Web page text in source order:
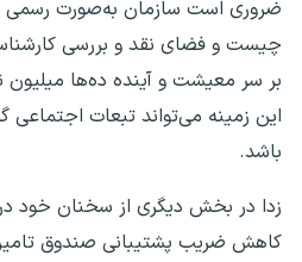
ضروری است سازمان به‌صورت رسمی
چیست و فضای نقد و بررسی
بر سر معیشت و آینده ده‌ها میلیون
این زمینه می‌تواند تبعات اجتماعی
باشد.
زدا در بخش دیگری از سخنان خود
کاهش ضریب پشتیبانی صندوق